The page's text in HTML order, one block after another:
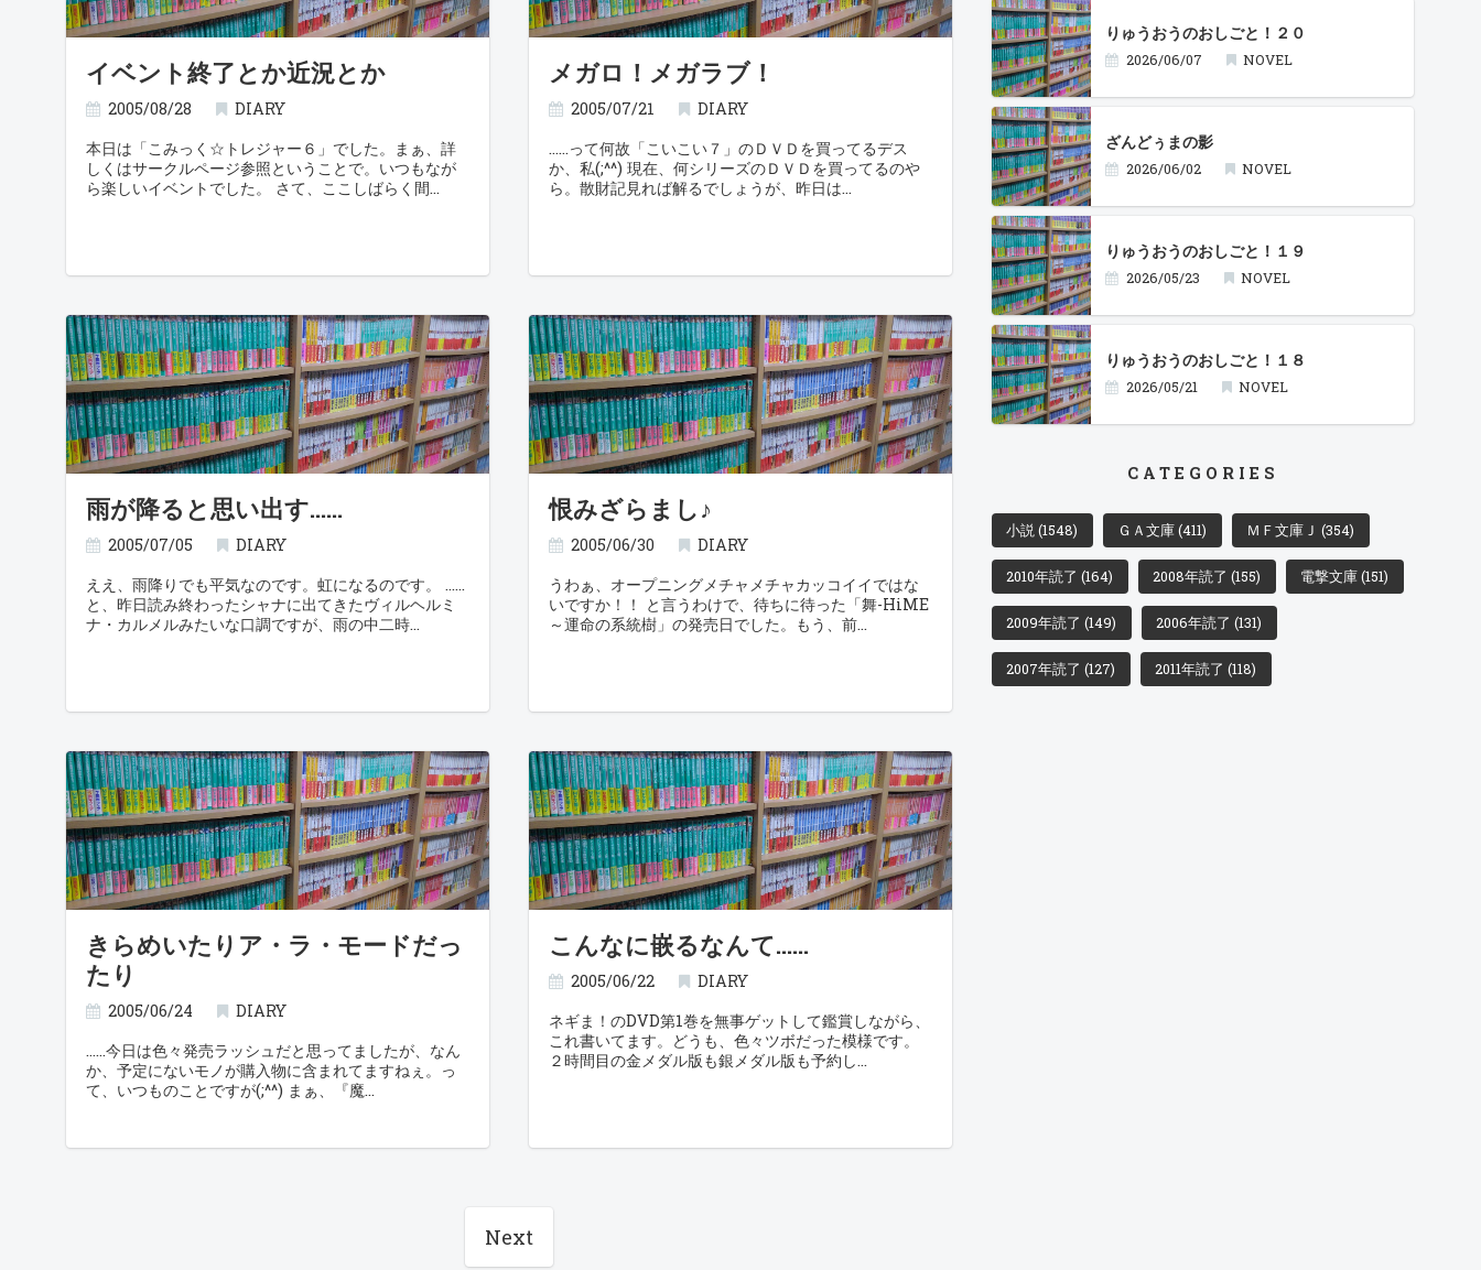
イベント終了とか近況とか
2005/08/28
DIARY
本日は「こみっく☆トレジャー６」でした。まぁ、詳
しくはサークルページ参照ということで。いつもなが
ら楽しいイベントでした。 さて、ここしばらく間
メガロ！メガラブ！
2005/07/21
DIARY
……って何故「こいこい７」のＤＶＤを買ってるデス
か、私(;^^) 現在、何シリーズのＤＶＤを買ってるのや
ら。散財記見れば解るでしょうが、昨日は
雨が降ると思い出す……
2005/07/05
DIARY
ええ、雨降りでも平気なのです。虹になるのです。 ……
と、昨日読み終わったシャナに出てきたヴィルヘルミ
ナ・カルメルみたいな口調ですが、雨の中二時
恨みざらまし♪
2005/06/30
DIARY
うわぁ、オープニングメチャメチャカッコイイではな
いですか！！ と言うわけで、待ちに待った「舞-HiME
～運命の系統樹」の発売日でした。もう、前
きらめいたりア・ラ・モードだっ
たり
2005/06/24
DIARY
……今日は色々発売ラッシュだと思ってましたが、なん
か、予定にないモノが購入物に含まれてますねぇ。っ
て、いつものことですが(;^^) まぁ、『魔
こんなに嵌るなんて……
2005/06/22
DIARY
ネギま！のDVD第1巻を無事ゲットして鑑賞しながら、
これ書いてます。どうも、色々ツボだった模様です。
２時間目の金メダル版も銀メダル版も予約し
Next
りゅうおうのおしごと！２０
2026/06/07 NOVEL
ざんどぅまの影
2026/06/02 NOVEL
りゅうおうのおしごと！１９
2026/05/23 NOVEL
りゅうおうのおしごと！１８
2026/05/21 NOVEL
CATEGORIES
小説(1548) ＧＡ文庫(411) ＭＦ文庫Ｊ(354)
2010年読了(164) 2008年読了(155) 電撃文庫(151)
2009年読了(149) 2006年読了(131)
2007年読了(127) 2011年読了(118)